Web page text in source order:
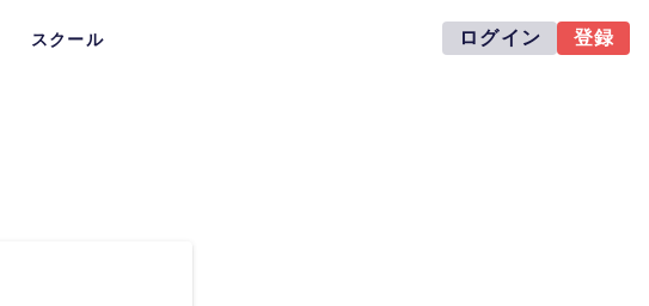
スクール ログイン 登録